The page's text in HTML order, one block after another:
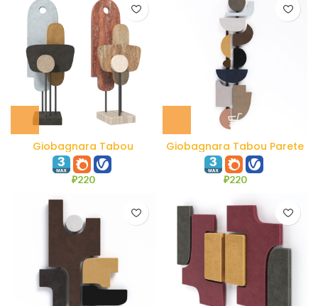
Giobagnara Tabou
Sculpture #1
₽220
Giobagnara Tabou Parete
#5
₽220